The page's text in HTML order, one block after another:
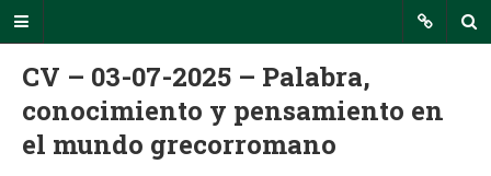
INTECCA Comunicación
CV – 03-07-2025 – Palabra,
conocimiento y pensamiento en
el mundo grecorromano